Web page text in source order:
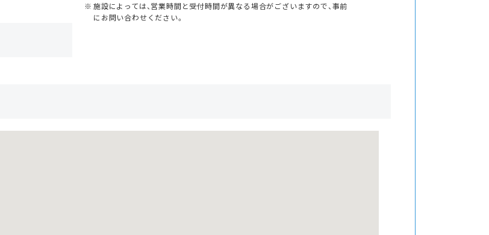
施設によっては、営業時間と受付時間が異なる場合がございますので、事前
にお問い合わせください。